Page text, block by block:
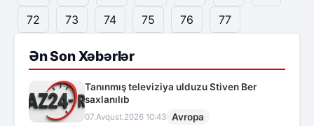
72
73 74 75 76 77
Ən Son Xəbərlər
Tanınmış televiziya ulduzu Stiven Ber
saxlanılıb
07.Avqust.2026 10:43 Avropa